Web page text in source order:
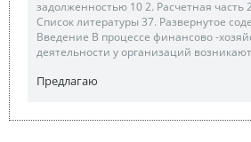
задолженностью 10 2. Расчетная часть
Список литературы 37. Развернутое
Введение В процессе финансово -
деятельности у организаций
Предлагаю